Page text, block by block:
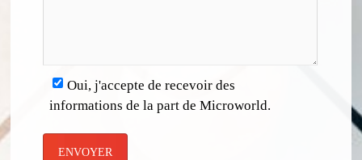
Oui, j'accepte de recevoir des
informations de la part de Microworld.
ENVOYER